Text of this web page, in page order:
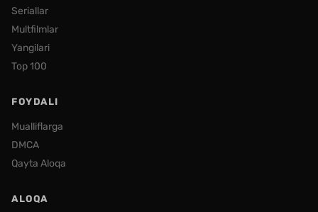
Seriallar
Multfilmlar
Yangilari
Top 100
FOYDALI
Mualliflarga
DMCA
Qayta Aloqa
ALOQA